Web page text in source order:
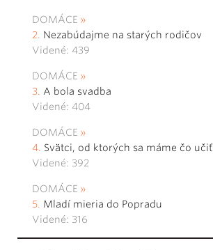
DOMÁCE
Nezabúdajme na starých rodičov
Videné: 439
DOMÁCE
A bola svadba
Videné: 404
DOMÁCE
Svätci, od ktorých sa máme čo učiť
Videné: 392
DOMÁCE
Mladí mieria do Popradu
Videné: 316